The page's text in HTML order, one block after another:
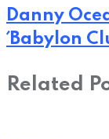
Danny
´Babylon
Related